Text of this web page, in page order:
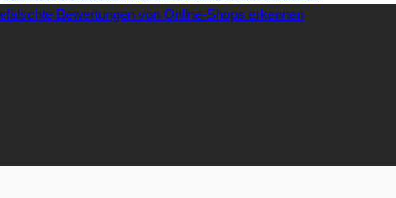
Bewertungen von Online-Shops erkennen